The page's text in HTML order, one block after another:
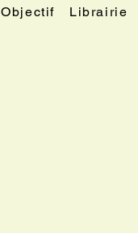
Objectif Librairie